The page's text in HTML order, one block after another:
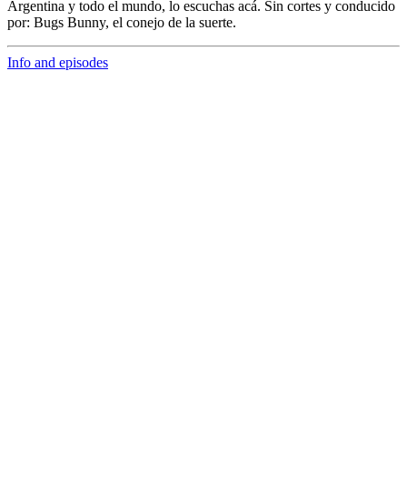
Argentina y todo el mundo, lo escuchas acá. Sin cortes y conducido
por: Bugs Bunny, el conejo de la suerte.
Info and episodes